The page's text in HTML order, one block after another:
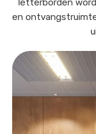
letterborden
en